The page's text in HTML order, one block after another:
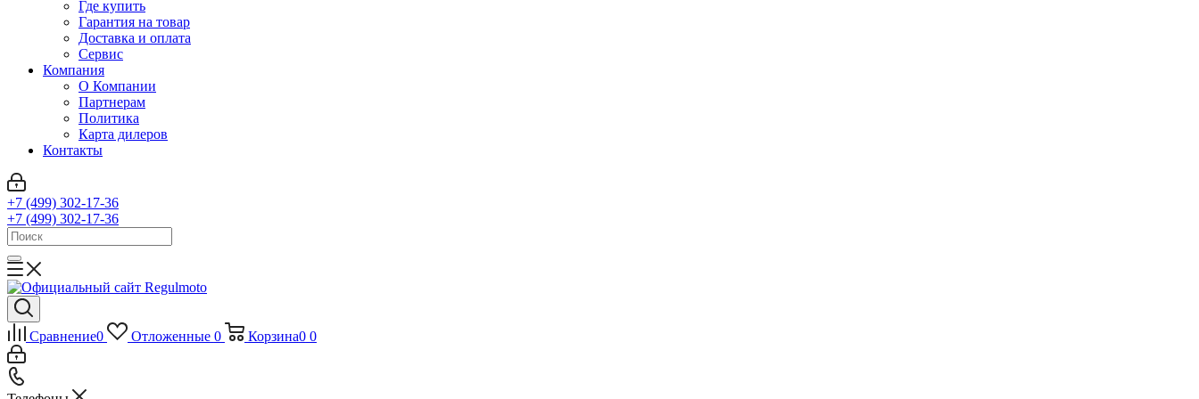
Где купить
Гарантия на товар
Доставка и оплата
Сервис
Компания
О Компании
Партнерам
Политика
Карта дилеров
Контакты
+7 (499) 302-17-36
+7 (499) 302-17-36
Сравнение0 Отложенные 0 Корзина0 0